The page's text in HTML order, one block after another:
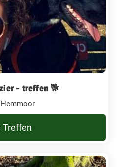
- treffen 🐕
Hemmoor
Treffen